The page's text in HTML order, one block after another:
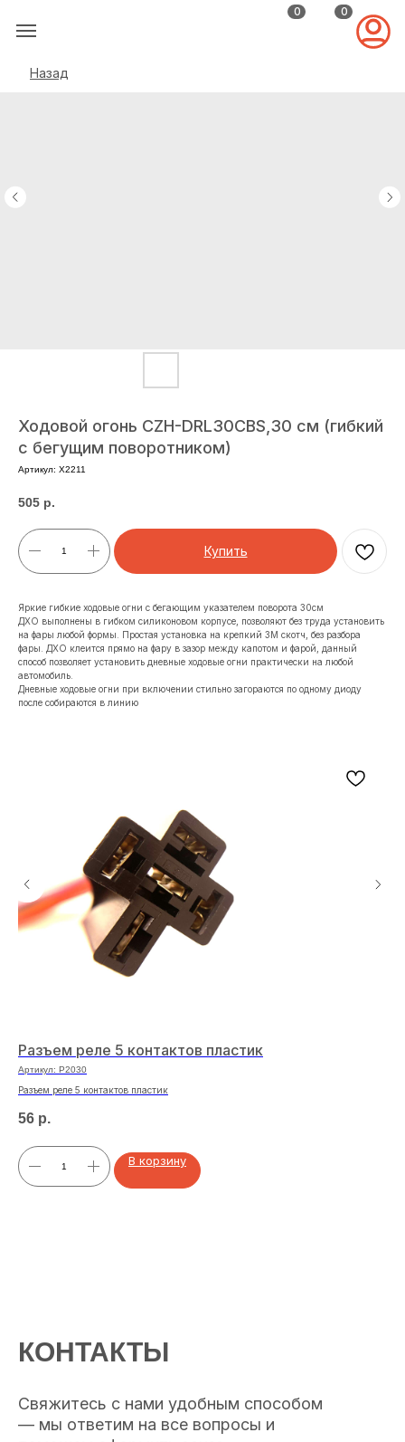
0 0
Назад
Ходовой огонь CZH-DRL30CBS,30 см (гибкий
с бегущим поворотником)
Артикул: X2211
505 р.
Купить
Яркие гибкие ходовые огни с бегающим указателем поворота 30см
ДХО выполнены в гибком силиконовом корпусе, позволяют без труда установить
на фары любой формы. Простая установка на крепкий 3М скотч, без разбора
фары. ДХО клеится прямо на фару в зазор между капотом и фарой, данный
способ позволяет установить дневные ходовые огни практически на любой
автомобиль.
Дневные ходовые огни при включении стильно загораются по одному диоду
после собираются в линию
Разъем реле 5 контактов пластик
Артикул: P2030
Разъем реле 5 контактов пластик
56 р.
В корзину
КОНТАКТЫ
Свяжитесь с нами удобным способом
— мы ответим на все вопросы и